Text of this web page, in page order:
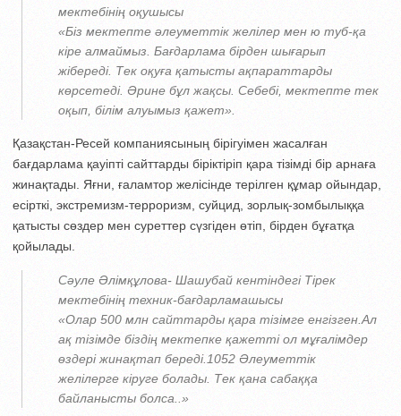
мектебінің оқушысы
«Біз мектепте әлеуметтік желілер мен ю туб-қа
кіре алмаймыз. Бағдарлама бірден шығарып
жібереді. Тек оқуға қатысты ақпараттарды
көрсетеді. Әрине бұл жақсы. Себебі, мектепте тек
оқып, білім алуымыз қажет».
Қазақстан-Ресей компаниясының бірігуімен жасалған
бағдарлама қауіпті сайттарды біріктіріп қара тізімді бір арнаға
жинақтады. Яғни, ғаламтор желісінде терілген құмар ойындар,
есірткі, экстремизм-терроризм, суйцид, зорлық-зомбылыққа
қатысты сөздер мен суреттер сүзгіден өтіп, бірден бұғатқа
қойылады.
Сәуле Әлімқұлова- Шашубай кентіндегі Тірек
мектебінің техник-бағдарламашысы
«Олар 500 млн сайттарды қара тізімге енгізген.Ал
ақ тізімде біздің мектепке қажетті ол мұғалімдер
өздері жинақтап береді.1052 Әлеуметтік
желілерге кіруге болады. Тек қана сабаққа
байланысты болса..»